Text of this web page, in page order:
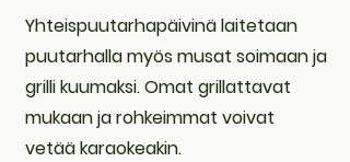
Yhteispuutarhapäivinä laitetaan
puutarhalla myös musat soimaan ja
grilli kuumaksi. Omat grillattavat
mukaan ja rohkeimmat voivat
vetää karaokeakin.